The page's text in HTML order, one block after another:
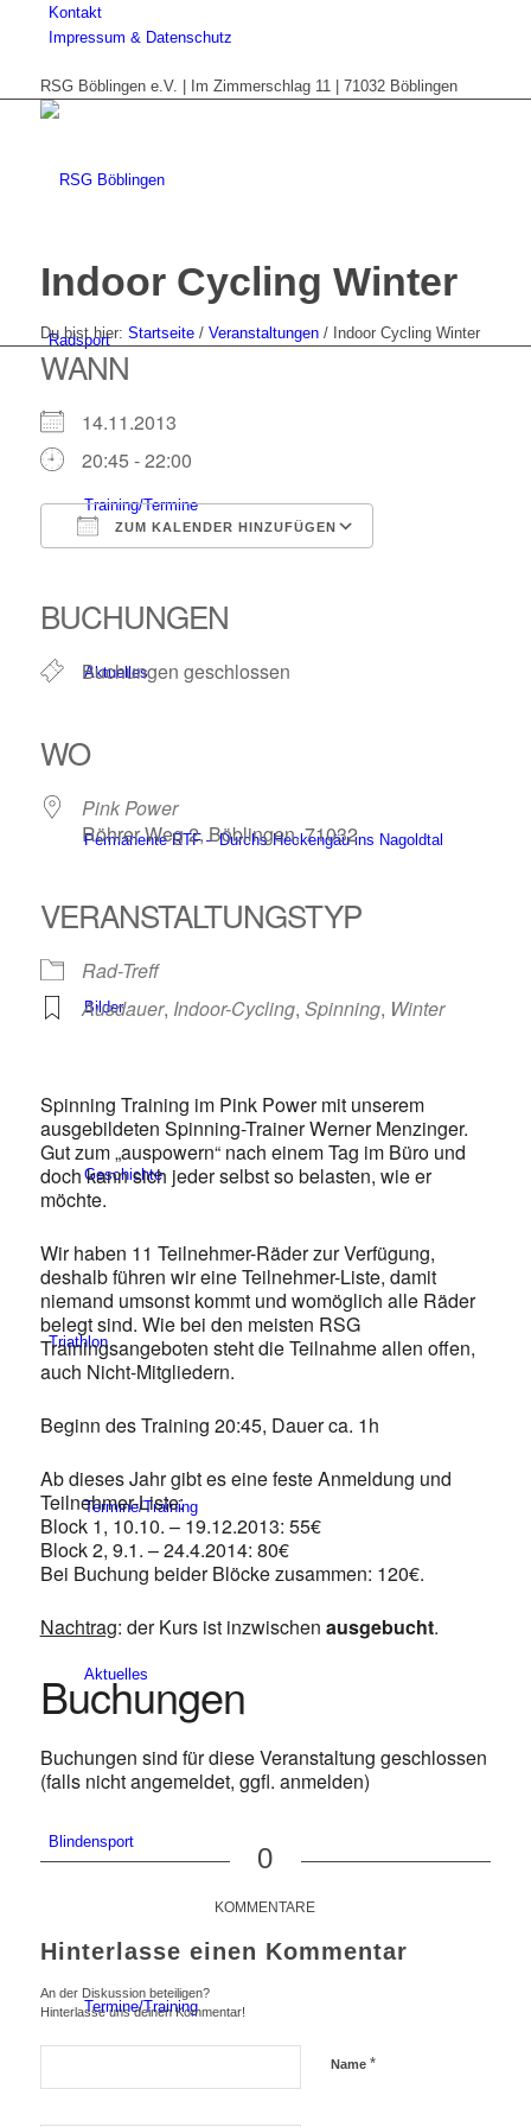
Kontakt
Impressum & Datenschutz
RSG Böblingen e.V. | Im Zimmerschlag 11 | 71032 Böblingen
Radsport
Training/Termine
Aktuelles
Permanente RTF – Durchs Heckengäu ins Nagoldtal
Bilder
Geschichte
Triathlon
Termine/Training
Aktuelles
Blindensport
Termine/Training
Indoor Cycling Winter
Du bist hier: Startseite / Veranstaltungen / Indoor Cycling Winter
WANN
14.11.2013
20:45 - 22:00
ZUM KALENDER HINZUFÜGEN
BUCHUNGEN
Buchungen geschlossen
WO
Pink Power
Röhrer Weg 2, Böblingen, 71032
VERANSTALTUNGSTYP
Rad-Treff
Ausdauer, Indoor-Cycling, Spinning, Winter
Spinning Training im Pink Power mit unserem
ausgebildeten Spinning-Trainer Werner Menzinger.
Gut zum „auspowern“ nach einem Tag im Büro und
doch kann sich jeder selbst so belasten, wie er
möchte.
Wir haben 11 Teilnehmer-Räder zur Verfügung,
deshalb führen wir eine Teilnehmer-Liste, damit
niemand umsonst kommt und womöglich alle Räder
belegt sind. Wie bei den meisten RSG
Trainingsangeboten steht die Teilnahme allen offen,
auch Nicht-Mitgliedern.
Beginn des Training 20:45, Dauer ca. 1h
Ab dieses Jahr gibt es eine feste Anmeldung und
Teilnehmer-Liste:
Block 1, 10.10. – 19.12.2013: 55€
Block 2, 9.1. – 24.4.2014: 80€
Bei Buchung beider Blöcke zusammen: 120€.
Nachtrag: der Kurs ist inzwischen ausgebucht.
Buchungen
Buchungen sind für diese Veranstaltung geschlossen
(falls nicht angemeldet, ggfl. anmelden)
0
KOMMENTARE
Hinterlasse einen Kommentar
An der Diskussion beteiligen?
Hinterlasse uns deinen Kommentar!
Name *